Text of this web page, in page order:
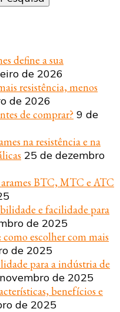
define a sua
de 2026
resistência, menos
de 2026
de comprar? 9 de
na resistência e na
25 de dezembro
BTC, MTC e ATC
e facilidade para
de 2025
como escolher com mais
de 2025
para a indústria de
de 2025
benefícios e
de 2025